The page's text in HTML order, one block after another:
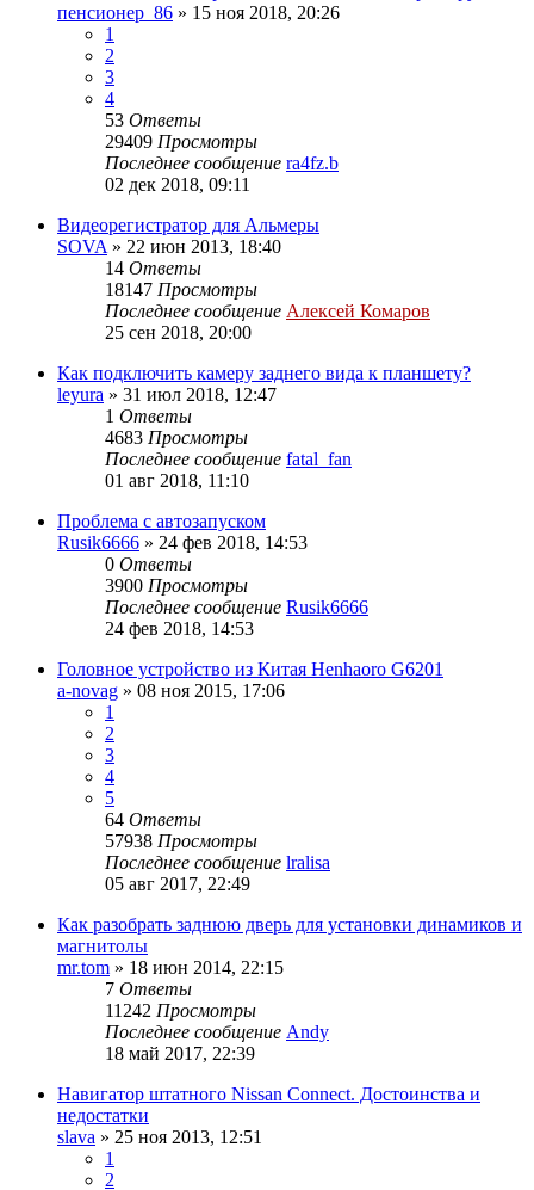
пенсионер_86 » 15 ноя 2018, 20:26
1
2
3
4
53 Ответы
29409 Просмотры
Последнее сообщение ra4fz.b
02 дек 2018, 09:11
Видеорегистратор для Альмеры
SOVA » 22 июн 2013, 18:40
14 Ответы
18147 Просмотры
Последнее сообщение Алексей Комаров
25 сен 2018, 20:00
Как подключить камеру заднего вида к планшету?
leyura » 31 июл 2018, 12:47
1 Ответы
4683 Просмотры
Последнее сообщение fatal_fan
01 авг 2018, 11:10
Проблема с автозапуском
Rusik6666 » 24 фев 2018, 14:53
0 Ответы
3900 Просмотры
Последнее сообщение Rusik6666
24 фев 2018, 14:53
Головное устройство из Китая Henhaoro G6201
a-novag » 08 ноя 2015, 17:06
1
2
3
4
5
64 Ответы
57938 Просмотры
Последнее сообщение lralisa
05 авг 2017, 22:49
Как разобрать заднюю дверь для установки динамиков и
магнитолы
mr.tom » 18 июн 2014, 22:15
7 Ответы
11242 Просмотры
Последнее сообщение Andy
18 май 2017, 22:39
Навигатор штатного Nissan Connect. Достоинства и
недостатки
slava » 25 ноя 2013, 12:51
1
2